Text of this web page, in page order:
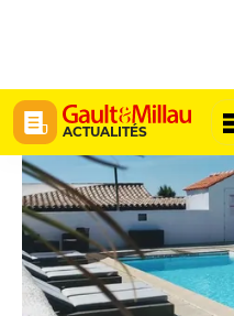
ACTUALITÉS